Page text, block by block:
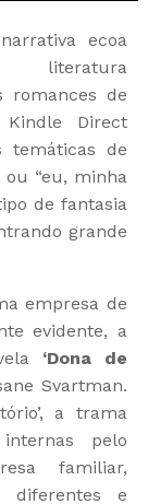
ecoa
literatura
romances de
Direct
temáticas de
ou “eu, minha
de fantasia
grande
empresa de
evidente, a
‘Dona de
Svartman.
a trama
pelo
familiar,
diferentes e